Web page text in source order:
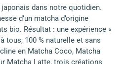
dans notre quotidien.
d’un matcha d’origine
bio. Résultat : une expérience «
tous, 100 % naturelle et sans
en Matcha Coco, Matcha
Matcha Latte, trois créations